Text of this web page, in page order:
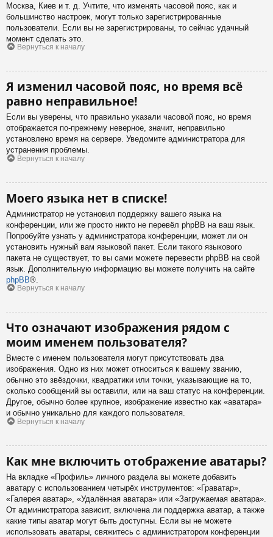
Москва, Киев и т. д. Учтите, что изменять часовой пояс, как и
большинство настроек, могут только зарегистрированные
пользователи. Если вы не зарегистрированы, то сейчас удачный
момент сделать это.
Вернуться к началу
Я изменил часовой пояс, но время всё
равно неправильное!
Если вы уверены, что правильно указали часовой пояс, но время
отображается по-прежнему неверное, значит, неправильно
установлено время на сервере. Уведомите администратора для
устранения проблемы.
Вернуться к началу
Моего языка нет в списке!
Администратор не установил поддержку вашего языка на
конференции, или же просто никто не перевёл phpBB на ваш язык.
Попробуйте узнать у администратора конференции, может ли он
установить нужный вам языковой пакет. Если такого языкового
пакета не существует, то вы сами можете перевести phpBB на свой
язык. Дополнительную информацию вы можете получить на сайте
phpBB®.
Вернуться к началу
Что означают изображения рядом с
моим именем пользователя?
Вместе с именем пользователя могут присутствовать два
изображения. Одно из них может относиться к вашему званию,
обычно это звёздочки, квадратики или точки, указывающие на то,
сколько сообщений вы оставили, или на ваш статус на конференции.
Другое, обычно более крупное, изображение известно как «аватара»
и обычно уникально для каждого пользователя.
Вернуться к началу
Как мне включить отображение аватары?
На вкладке «Профиль» личного раздела вы можете добавить
аватару с использованием четырёх инструментов: «Граватар»,
«Галерея аватар», «Удалённая аватара» или «Загружаемая аватара».
От администратора зависит, включена ли поддержка аватар, а также
какие типы аватар могут быть доступны. Если вы не можете
использовать аватары, свяжитесь с администратором конференции